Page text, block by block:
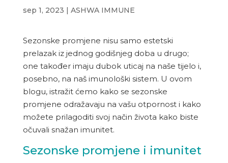
sep 1, 2023 | ASHWA IMMUNE
Sezonske promjene nisu samo estetski
prelazak iz jednog godišnjeg doba u drugo;
one također imaju dubok uticaj na naše tijelo i,
posebno, na naš imunološki sistem. U ovom
blogu, istražit ćemo kako se sezonske
promjene odražavaju na vašu otpornost i kako
možete prilagoditi svoj način života kako biste
očuvali snažan imunitet.
Sezonske promjene i imunitet